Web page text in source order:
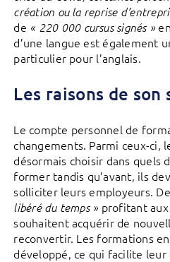
création ou la reprise
de « 220 000 cursus signés »
d’une langue est également
particulier pour l’anglais.
Les raisons de son
Le compte personnel de
changements. Parmi ceux-ci,
désormais choisir dans quels
former tandis qu’avant, ils
solliciter leurs employeurs.
libéré du temps » profitant
souhaitent acquérir de
reconvertir. Les formations
développé, ce qui facilite leur